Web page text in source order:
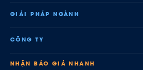
GIẢI PHÁP NGÀNH
CÔNG TY
NHẬN BÁO GIÁ NHANH